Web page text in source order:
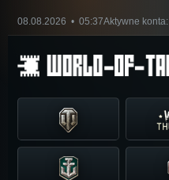
08.08.2026 • 05:37Aktywne konta: